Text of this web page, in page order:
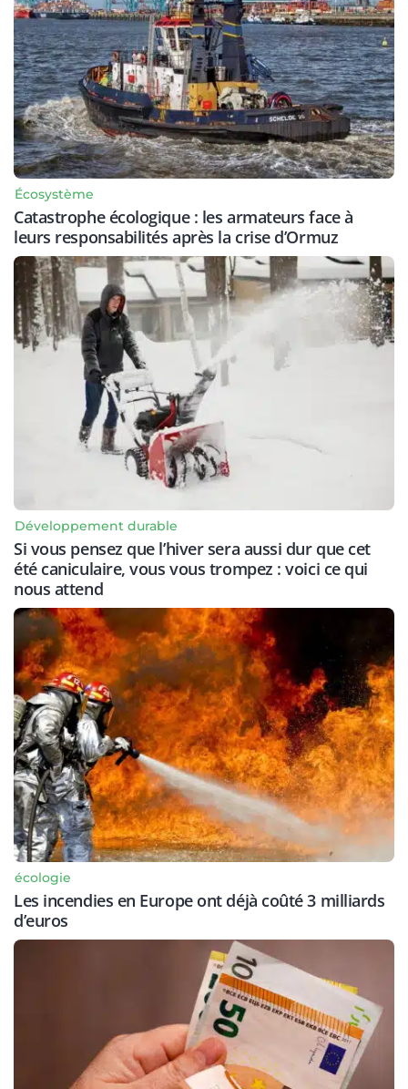
Écosystème
Catastrophe écologique : les armateurs face à
leurs responsabilités après la crise d’Ormuz
Développement durable
Si vous pensez que l’hiver sera aussi dur que cet
été caniculaire, vous vous trompez : voici ce qui
nous attend
écologie
Les incendies en Europe ont déjà coûté 3 milliards
d’euros